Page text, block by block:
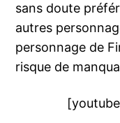
sans doute
autres
personnage de
risque de